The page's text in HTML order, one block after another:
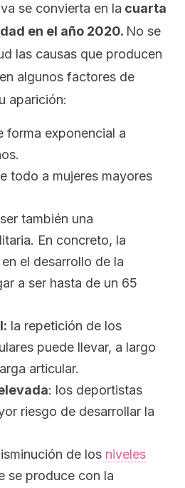
se convierta en la cuarta
en el año 2020. No se
las causas que producen
algunos factores de
aparición:
forma exponencial a
todo a mujeres mayores
también una
En concreto, la
el desarrollo de la
a ser hasta de un 65
la repetición de los
puede llevar, a largo
articular.
: los deportistas
riesgo de desarrollar la
de los niveles
se produce con la